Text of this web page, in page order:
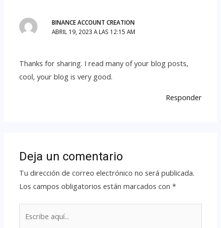
BINANCE ACCOUNT CREATION
ABRIL 19, 2023 A LAS 12:15 AM
Thanks for sharing. I read many of your blog posts,
cool, your blog is very good.
Responder
Deja un comentario
Tu dirección de correo electrónico no será publicada.
Los campos obligatorios están marcados con*